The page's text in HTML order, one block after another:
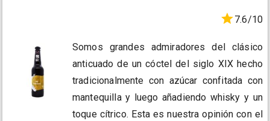
7.6/10
Somos grandes admiradores del clásico
anticuado de un cóctel del siglo XIX hecho
tradicionalmente con azúcar confitada con
mantequilla y luego añadiendo whisky y un
toque cítrico. Esta es nuestra opinión con el